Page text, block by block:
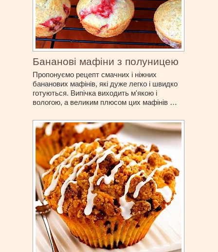
Бананові мафіни з полуницею
Пропонуємо рецепт смачних і ніжних
бананових мафінів, які дуже легко і швидко
готуються. Випічка виходить м'якою і
вологою, а великим плюсом цих мафінів …